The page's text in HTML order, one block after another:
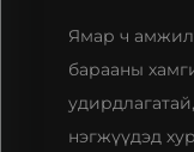
Ямар ч
барааны
нэгжүүдэд